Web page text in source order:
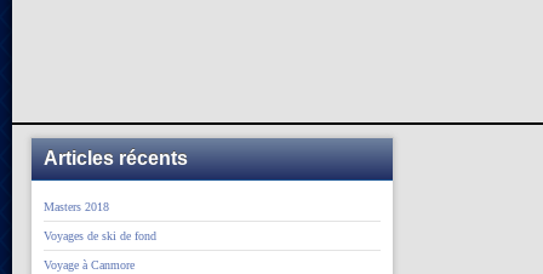
Articles récents
Masters 2018
Voyages de ski de fond
Voyage à Canmore